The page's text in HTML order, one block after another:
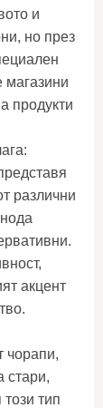
и
но през
магазини
продукти
различни
акцент
чорапи,
стари,
тип